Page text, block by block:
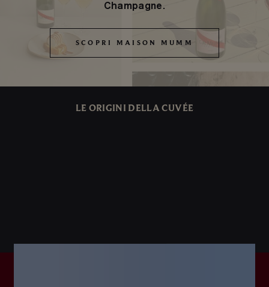
Champagne.
SCOPRI MAISON MUMM
SCOPRI MAISON MUMM
LE ORIGINI DELLA CUVÉE